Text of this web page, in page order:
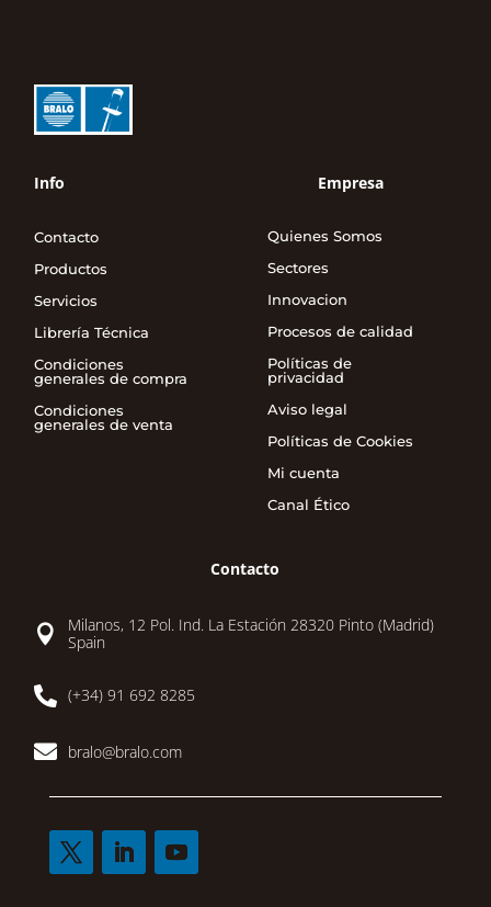
Info
Contacto
Productos
Servicios
Librería Técnica
Condiciones
generales de compra
Condiciones
generales de venta
Empresa
Quienes Somos
Sectores
Innovacion
Procesos de calidad
Políticas de
privacidad
Aviso legal
Políticas de Cookies
Mi cuenta
Canal Ético
Contacto

Milanos, 12 Pol. Ind. La Estación 28320 Pinto (Madrid)
Spain
 (+34) 91 692 8285
 bralo@bralo.com